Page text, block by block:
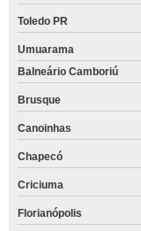
Toledo PR
Umuarama
Balneário Camboriú
Brusque
Canoinhas
Chapecó
Criciuma
Florianópolis